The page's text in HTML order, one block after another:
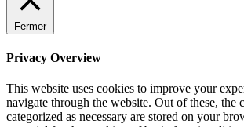
Fermer
Privacy Overview
This website uses cookies to improve your
navigate through the website. Out of these, the
categorized as necessary are stored on your